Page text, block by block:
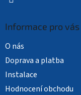
Informace pro vás
O nás
Doprava a platba
Instalace
Hodnocení obchodu